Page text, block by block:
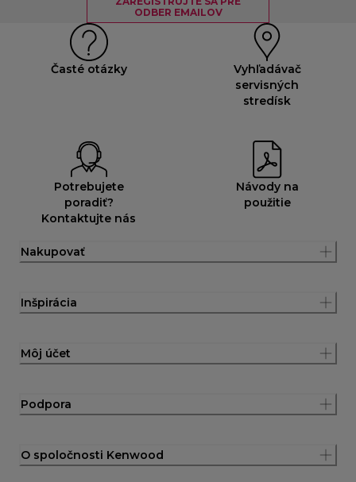
ODBER EMAILOV
Časté otázky
Vyhľadávač
servisných
stredísk
Potrebujete
poradiť?
Kontaktujte nás
Návody na
použitie
Nakupovať
Inšpirácia
Môj účet
Podpora
O spoločnosti Kenwood